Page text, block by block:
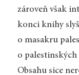
zároveň však
konci knihy
o masakru
o
Obsahu sice